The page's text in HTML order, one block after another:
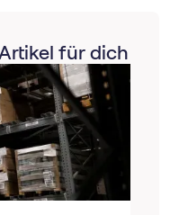
für dich